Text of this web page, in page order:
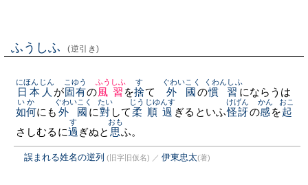
ふうしふ (逆引き)
日本人
にほんじん
が固有
こゆう
の風習
ふうしふ
を捨
す
てゝ 外國
ぐわいこく
の慣習
くわんしふ
にならうは
如何
いか
にも 外國
ぐわいこく
に對
たい
して柔順過
じうじゆんす
ぎるといふ怪訝
けげん
の感
かん
を起
おこ
さしむるに過
す
ぎぬと 思
おも
ふ。
誤まれる姓名の逆列 (旧字旧仮名) ／ 伊東忠太(著)